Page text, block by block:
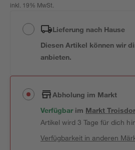
inkl. 19% MwSt.
Lieferung nach Hause
Diesen Artikel können wir
anbieten.
Abholung im Markt
Verfügbar im Markt
Artikel wird 3 Tage für dich
Verfügbarkeit in anderen